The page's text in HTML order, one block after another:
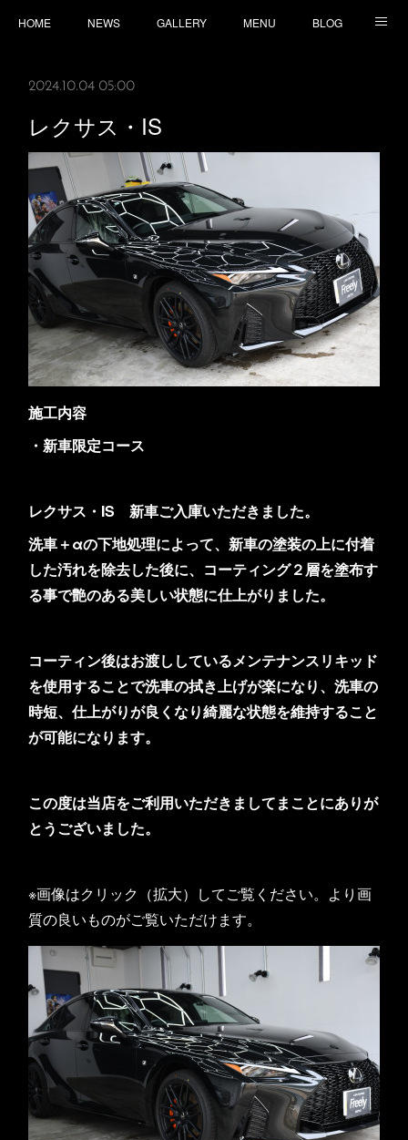
HOME NEWS GALLERY MENU BLOG
2024.10.04 05:00
レクサス・IS
施工内容
・新車限定コース
レクサス・IS 新車ご入庫いただきました。
洗車＋αの下地処理によって、新車の塗装の上に付着
した汚れを除去した後に、コーティング２層を塗布す
る事で艶のある美しい状態に仕上がりました。
コーティン後はお渡ししているメンテナンスリキッド
を使用することで洗車の拭き上げが楽になり、洗車の
時短、仕上がりが良くなり綺麗な状態を維持すること
が可能になります。
この度は当店をご利用いただきましてまことにありが
とうございました。
※画像はクリック（拡大）してご覧ください。より画
質の良いものがご覧いただけます。